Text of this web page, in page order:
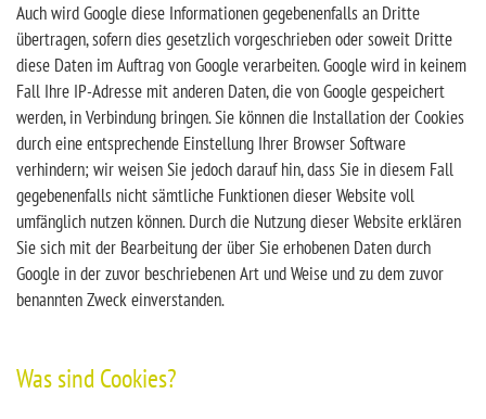
Auch wird Google diese Informationen gegebenenfalls an Dritte
übertragen, sofern dies gesetzlich vorgeschrieben oder soweit Dritte
diese Daten im Auftrag von Google verarbeiten. Google wird in keinem
Fall Ihre IP-Adresse mit anderen Daten, die von Google gespeichert
werden, in Verbindung bringen. Sie können die Installation der Cookies
durch eine entsprechende Einstellung Ihrer Browser Software
verhindern; wir weisen Sie jedoch darauf hin, dass Sie in diesem Fall
gegebenenfalls nicht sämtliche Funktionen dieser Website voll
umfänglich nutzen können. Durch die Nutzung dieser Website erklären
Sie sich mit der Bearbeitung der über Sie erhobenen Daten durch
Google in der zuvor beschriebenen Art und Weise und zu dem zuvor
benannten Zweck einverstanden.
Was sind Cookies?